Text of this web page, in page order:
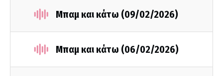
Μπαμ και κάτω (09/02/2026)
Μπαμ και κάτω (06/02/2026)